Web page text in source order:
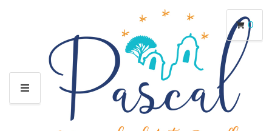
M
0